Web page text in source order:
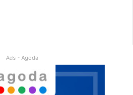
Ads - Agoda